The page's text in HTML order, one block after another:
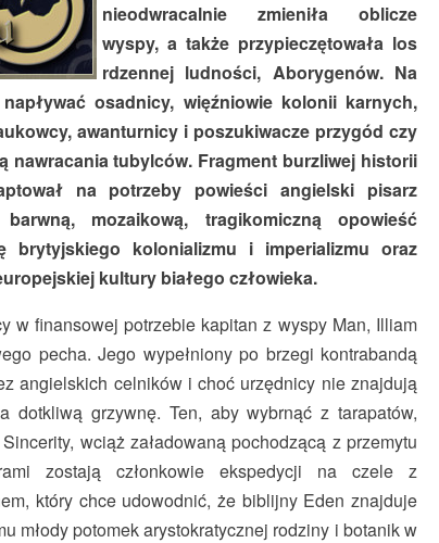
nieodwracalnie zmieniła oblicze
wyspy, a także przypieczętowała los
rdzennej ludności, Aborygenów. Na
osadnicy, więźniowie kolonii karnych,
awanturnicy i poszukiwacze przygód czy
nawracania tubylców. Fragment burzliwej historii
na potrzeby powieści angielski pisarz
mozaikową, tragikomiczną opowieść
brytyjskiego kolonializmu i imperializmu oraz
kultury białego człowieka.
w finansowej potrzebie kapitan z wyspy Man, Illiam
pecha. Jego wypełniony po brzegi kontrabandą
angielskich celników i choć urzędnicy nie znajdują
dotkliwą grzywnę. Ten, aby wybrnąć z tarapatów,
wciąż załadowaną pochodzącą z przemytu
zostają członkowie ekspedycji na czele z
który chce udowodnić, że biblijny Eden znajduje
młody potomek arystokratycznej rodziny i botanik w